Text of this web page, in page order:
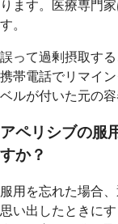
ります。医療専門
す。
誤って過剰摂取す
携帯電話でリマイ
ベルが付いた元の
アペリシブの服
すか？
服用を忘れた場合
思い出したときに